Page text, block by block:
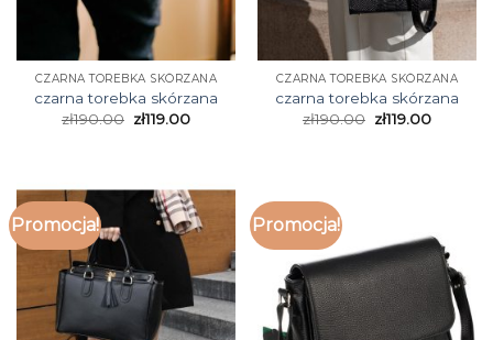
CZARNA TOREBKA SKÓRZANA
czarna torebka skórzana
zł190.00 zł119.00
CZARNA TOREBKA SKÓRZANA
czarna torebka skórzana
zł190.00 zł119.00
Promocja! Promocja!